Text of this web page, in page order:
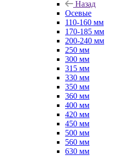
Назад
Осевые
110-160 мм
170-185 мм
200-240 мм
250 мм
300 мм
315 мм
330 мм
350 мм
360 мм
400 мм
420 мм
450 мм
500 мм
560 мм
630 мм